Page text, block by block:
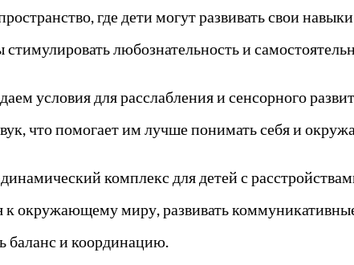
где дети могут развивать свои
любознательность и
условия для расслабления и сенсорного
что помогает им лучше понимать себя и
комплекс для детей с
к окружающему миру, развивать
и координацию.